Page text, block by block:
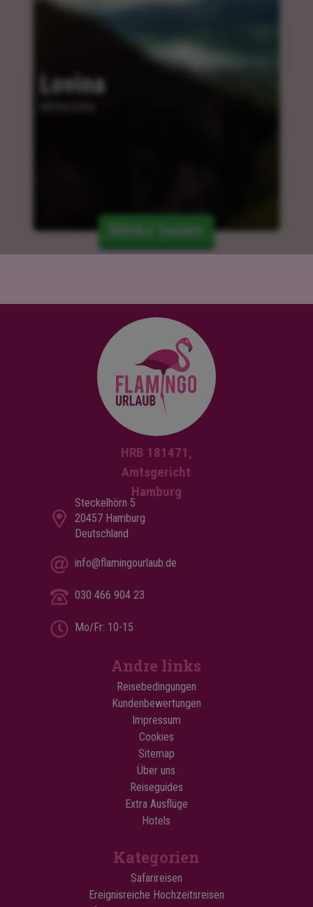
Lovina
Mehr lesen
HRB 181471,
Amtsgericht
Hamburg
Steckelhörn 5
20457 Hamburg
Deutschland
info@flamingourlaub.de
030 466 904 23
Mo/Fr: 10-15
Andre links
Reisebedingungen
Kundenbewertungen
Impressum
Cookies
Sitemap
Über uns
Reiseguides
Extra Ausflüge
Hotels
Kategorien
Safarireisen
Ereignisreiche Hochzeitsreisen